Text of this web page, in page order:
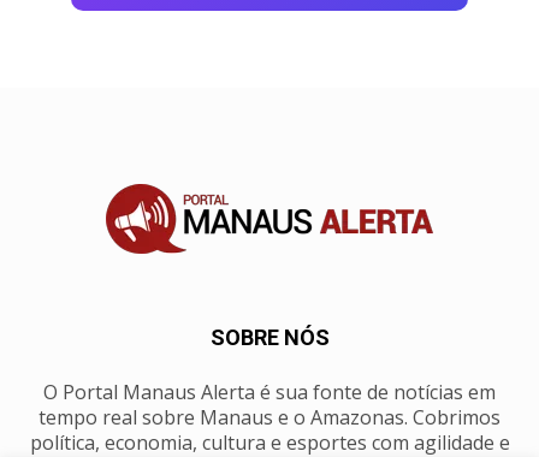
SOBRE NÓS
O Portal Manaus Alerta é sua fonte de notícias em
tempo real sobre Manaus e o Amazonas. Cobrimos
política, economia, cultura e esportes com agilidade e